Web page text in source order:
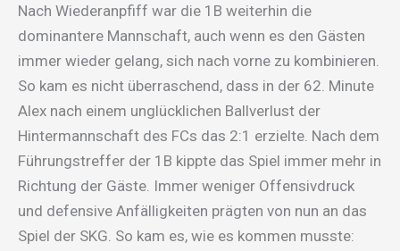
Nach Wiederanpfiff war die 1B weiterhin die
dominantere Mannschaft, auch wenn es den Gästen
immer wieder gelang, sich nach vorne zu kombinieren.
So kam es nicht überraschend, dass in der 62. Minute
Alex nach einem unglücklichen Ballverlust der
Hintermannschaft des FCs das 2:1 erzielte. Nach dem
Führungstreffer der 1B kippte das Spiel immer mehr in
Richtung der Gäste. Immer weniger Offensivdruck
und defensive Anfälligkeiten prägten von nun an das
Spiel der SKG. So kam es, wie es kommen musste: